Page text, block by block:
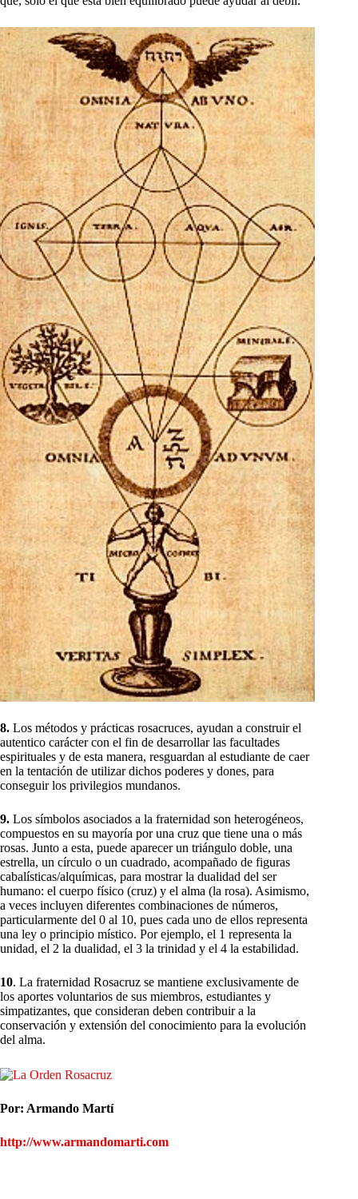
8. Los métodos y prácticas rosacruces, ayudan a construir el
autentico carácter con el fin de desarrollar las facultades
espirituales y de esta manera, resguardan al estudiante de caer
en la tentación de utilizar dichos poderes y dones, para
conseguir los privilegios mundanos.
9. Los símbolos asociados a la fraternidad son heterogéneos,
compuestos en su mayoría por una cruz que tiene una o más
rosas. Junto a esta, puede aparecer un triángulo doble, una
estrella, un círculo o un cuadrado, acompañado de figuras
cabalísticas/alquímicas, para mostrar la dualidad del ser
humano: el cuerpo físico (cruz) y el alma (la rosa). Asimismo,
a veces incluyen diferentes combinaciones de números,
particularmente del 0 al 10, pues cada uno de ellos representa
una ley o principio místico. Por ejemplo, el 1 representa la
unidad, el 2 la dualidad, el 3 la trinidad y el 4 la estabilidad.
10. La fraternidad Rosacruz se mantiene exclusivamente de
los aportes voluntarios de sus miembros, estudiantes y
simpatizantes, que consideran deben contribuir a la
conservación y extensión del conocimiento para la evolución
del alma.
Por: Armando Martí
http://www.armandomarti.com